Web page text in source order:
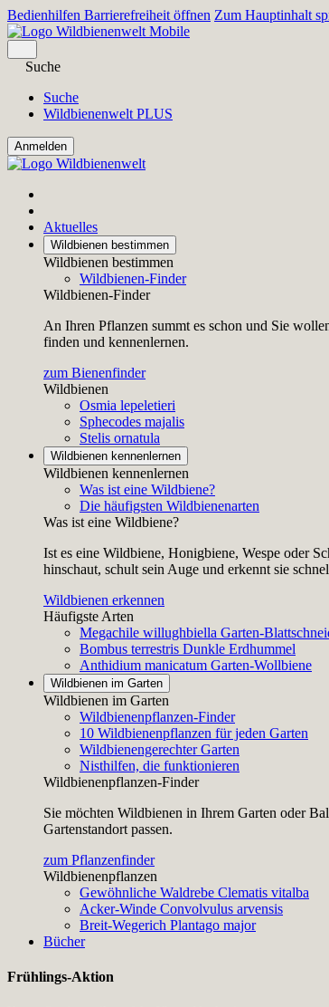
Bedienhilfen Barrierefreiheit öffnen Zum Hauptinhalt
Suche
Suche
Wildbienenwelt PLUS
Aktuelles
Wildbienen bestimmen
Wildbienen bestimmen
Wildbienen-Finder
Wildbienen-Finder
An Ihren Pflanzen summt es schon und Sie
finden und kennenlernen.
zum Bienenfinder
Wildbienen
Osmia lepeletieri
Sphecodes majalis
Stelis ornatula
Wildbienen kennenlernen
Wildbienen kennenlernen
Was ist eine Wildbiene?
Die häufigsten Wildbienenarten
Was ist eine Wildbiene?
Ist es eine Wildbiene, Honigbiene, Wespe oder
hinschaut, schult sein Auge und erkennt sie
Wildbienen erkennen
Häufigste Arten
Megachile willughbiella Garten-
Bombus terrestris Dunkle Erdhummel
Anthidium manicatum Garten-Wollbiene
Wildbienen im Garten
Wildbienen im Garten
Wildbienenpflanzen-Finder
10 Wildbienenpflanzen für jeden Garten
Wildbienengerechter Garten
Nisthilfen, die funktionieren
Wildbienenpflanzen-Finder
Sie möchten Wildbienen in Ihrem Garten oder
Gartenstandort passen.
zum Pflanzenfinder
Wildbienenpflanzen
Gewöhnliche Waldrebe Clematis vitalba
Acker-Winde Convolvulus arvensis
Breit-Wegerich Plantago major
Bücher
Frühlings-Aktion